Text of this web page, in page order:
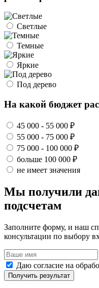
Светлые
Темные
Яркие
Под дерево
На какой бюджет
45 000 - 55 000 ₽
55 000 - 75 000 ₽
75 000 - 100 000 ₽
больше 100 000 ₽
не имеет значения
Мы получили
подсчетам
Заполните форму, и наш
консультации по выбору
Даю согласие на
Получить результат